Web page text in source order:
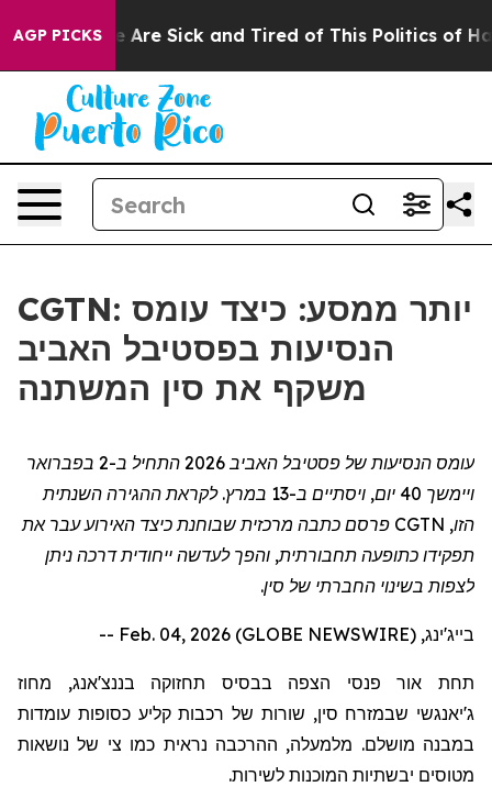
AGP PICKS
“People Are Sick and Tired of This Politics of
CGTN: יותר ממסע: כיצד עומס
הנסיעות בפסטיבל האביב
משקף את סין המשתנה
עומס הנסיעות של פסטיבל האביב 2026 ה
תחיל ב-2 בפברואר
ויימשך 40 יום, ויסתיים ב-13 במרץ. לקראת ההגירה השנתית
הזו, CGTN
פרסם כתבה מרכזית שבוחנת כיצד האירוע עבר את
תפקידו כתופעה תחבורתית, והפך לעדשה ייחודית דרכה ניתן
לצפות בשינוי החברתי של סין.
בייג'ינג, Feb. 04, 2026 (GLOBE NEWSWIRE) --
תחת אור פנסי הצפה בבסיס תחזוקה בננצ'אנג, מחוז
ג'יאנגשי שבמזרח סין, שורות של רכבות קליע כסופות עומדות
במבנה מושלם. מלמעלה, ההרכבה נראית כמו צי של נושאות
מטוסים יבשתיות המוכנות לשירות.